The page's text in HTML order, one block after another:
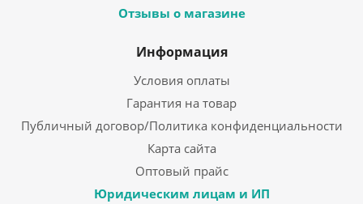
Отзывы о магазине
Информация
Условия оплаты
Гарантия на товар
Публичный договор/Политика конфиденциальности
Карта сайта
Оптовый прайс
Юридическим лицам и ИП